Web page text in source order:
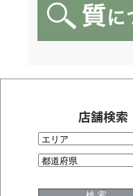
店舗検索